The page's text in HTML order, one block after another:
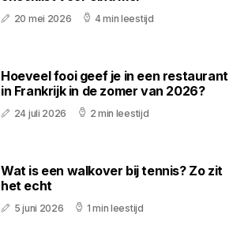
20 mei 2026 4 min leestijd
Hoeveel fooi geef je in een restaurant
in Frankrijk in de zomer van 2026?
24 juli 2026 2 min leestijd
Wat is een walkover bij tennis? Zo zit
het echt
5 juni 2026 1 min leestijd